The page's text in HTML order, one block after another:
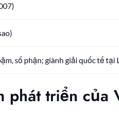
số phận; giành giải quốc tế tại
triển của